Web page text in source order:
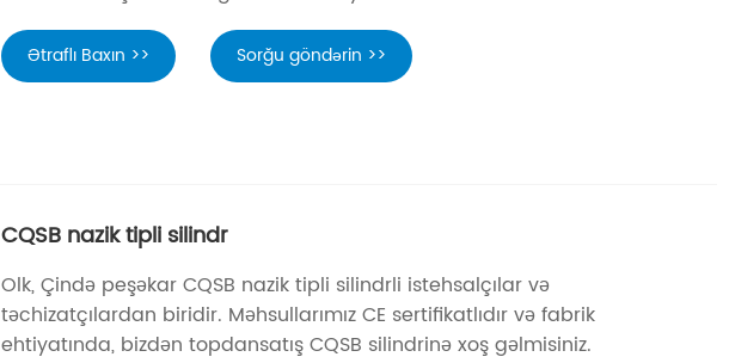
Ətraflı Baxın >> Sorğu göndərin >>
CQSB nazik tipli silindr
Olk, Çində peşəkar CQSB nazik tipli silindrli istehsalçılar və
təchizatçılardan biridir. Məhsullarımız CE sertifikatlıdır və fabrik
ehtiyatında, bizdən topdansatış CQSB silindrinə xoş gəlmisiniz.